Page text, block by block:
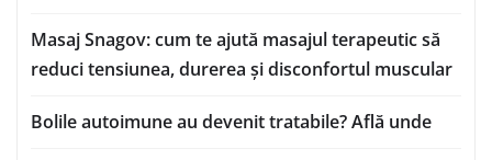
Masaj Snagov: cum te ajută masajul terapeutic să
reduci tensiunea, durerea și disconfortul muscular
Bolile autoimune au devenit tratabile? Află unde